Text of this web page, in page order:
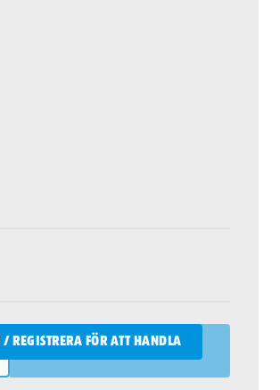
/ REGISTRERA FÖR ATT HANDLA
LÄGG I VARUKORGEN